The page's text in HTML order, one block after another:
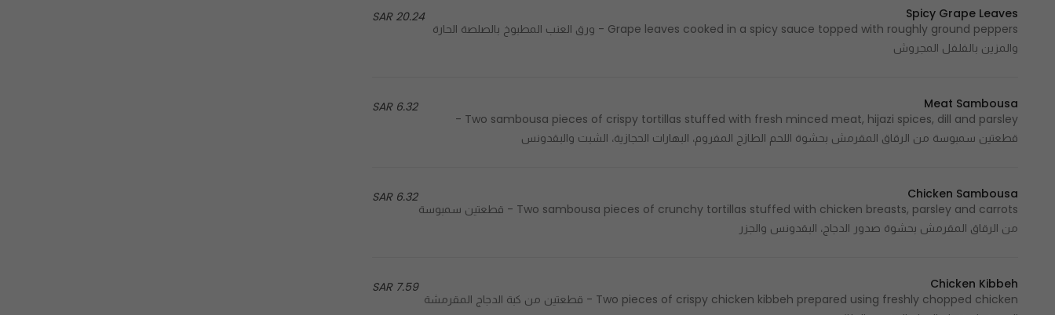
20.24 SAR
Spicy Grape Leaves
Grape leaves cooked in a spicy sauce topped with roughly ground peppers - ورق العنب المطبوخ بالصلصة الحارة
والمزين بالفلفل المجروش
6.32 SAR
Meat Sambousa
Two sambousa pieces of crispy tortillas stuffed with fresh minced meat, hijazi spices, dill and parsley -
قطعتين سمبوسة من الرقاق المقرمش بحشوة اللحم الطازج المفروم، البهارات الحجازية، الشبت والبقدونس
6.32 SAR
Chicken Sambousa
Two sambousa pieces of crunchy tortillas stuffed with chicken breasts, parsley and carrots - قطعتين سمبوسة
من الرقاق المقرمش بحشوة صدور الدجاج، البقدونس والجزر
7.59 SAR
Chicken Kibbeh
Two pieces of crispy chicken kibbeh prepared using freshly chopped chicken - قطعتين من كبة الدجاج المقرمشة